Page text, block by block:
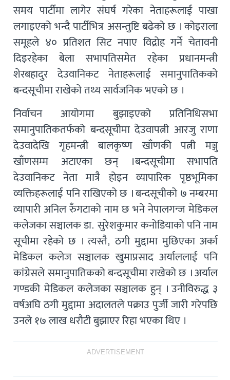
समय पार्टीमा लागेर संघर्ष गरेका नेताहरूलाई पाखा
लगाइएको भन्दै पार्टीभित्र असन्तुष्टि बढेको छ । कोइराला
समूहले ४० प्रतिशत सिट नपाए विद्रोह गर्ने चेतावनी
दिइरहेका बेला सभापतिसमेत रहेका प्रधानमन्त्री
शेरबहादुर देउवानिकट नेताहरूलाई समानुपातिकको
बन्दसूचीमा राखेको तथ्य सार्वजनिक भएको छ ।
निर्वाचन आयोगमा बुझाइएको प्रतिनिधिसभा
समानुपातिकतर्फको बन्दसूचीमा देउवापत्नी आरजु राणा
देउवादेखि गृहमन्त्री बालकृष्ण खाँणकी पत्नी मञ्जु
खाँणसम्म अटाएका छन् ।बन्दसूचीमा सभापति
देउवानिकट नेता मात्रै होइन व्यापारिक पृष्ठभूमिका
व्यक्तिहरूलाई पनि राखिएको छ । बन्दसूचीको ७ नम्बरमा
व्यापारी अनिल रुँगटाको नाम छ भने नेपालगन्ज मेडिकल
कलेजका सञ्चालक डा. सुरेशकुमार कनोडियाको पनि नाम
सूचीमा रहेको छ । त्यस्तै, ठगी मुद्दामा मुछिएका अर्का
मेडिकल कलेज सञ्चालक खुमाप्रसाद अर्याललाई पनि
कांग्रेसले समानुपातिकको बन्दसूचीमा राखेको छ । अर्याल
गण्डकी मेडिकल कलेजका सञ्चालक हुन् । उनीविरुद्ध ३
वर्षअघि ठगी मुद्दामा अदालतले पक्राउ पुर्जी जारी गरेपछि
उनले १७ लाख धरौटी बुझाएर रिहा भएका थिए ।
ADVERTISEMENT